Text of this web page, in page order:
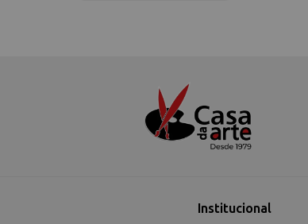
Institucional